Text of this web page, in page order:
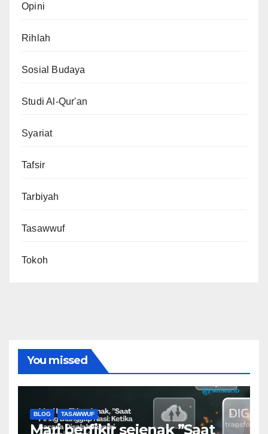
Opini
Rihlah
Sosial Budaya
Studi Al-Qur'an
Syariat
Tafsir
Tarbiyah
Tasawwuf
Tokoh
You missed
BLOG TASAWWUF
Mari berfikir sejenak ”Saat